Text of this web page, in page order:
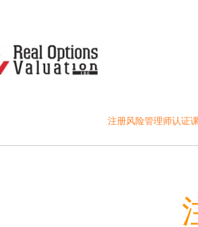
注册风险管理师认证